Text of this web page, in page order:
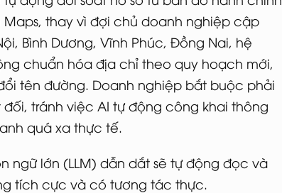
thay vì đợi chủ doanh nghiệp cập
Bình Dương, Vĩnh Phúc, Đồng Nai, hệ
chuẩn hóa địa chỉ theo quy hoạch mới,
tên đường. Doanh nghiệp bắt buộc phải
tránh việc AI tự động công khai thông
quá xa thực tế.
ngữ lớn (LLM) dẫn dắt sẽ tự động đọc và
tích cực và có tương tác thực.